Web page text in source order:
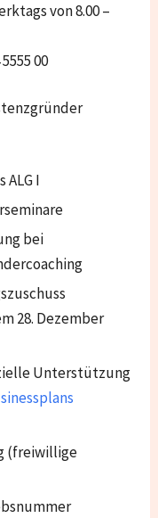
von 8.00 –
00
I
bei
28. Dezember
Unterstützung
(freiwillige